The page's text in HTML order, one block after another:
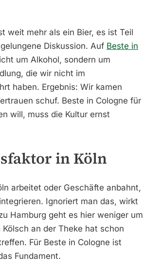
weit mehr als ein Bier, es ist Teil
Diskussion. Auf Beste in
um Alkohol, sondern um
die wir nicht im
haben. Ergebnis: Wir kamen
schuf. Beste in Cologne für
will, muss die Kultur ernst
in Köln
arbeitet oder Geschäfte anbahnt,
Ignoriert man das, wirkt
Hamburg geht es hier weniger um
an der Theke hat schon
Für Beste in Cologne ist
Fundament.